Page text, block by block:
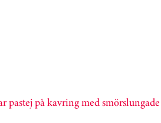
pastej på kavring med